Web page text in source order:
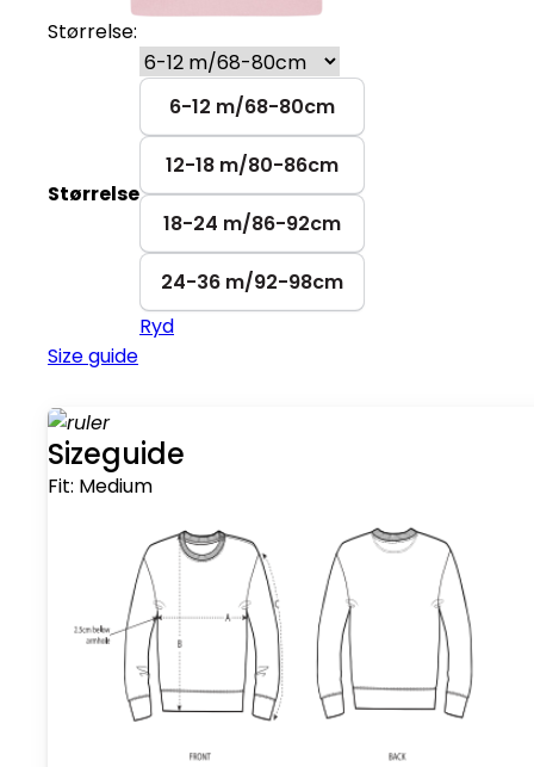
Størrelse:
Størrelse
6-12 m/68-80cm
12-18 m/80-86cm
18-24 m/86-92cm
24-36 m/92-98cm
Ryd
Size guide
Sizeguide
Fit: Medium